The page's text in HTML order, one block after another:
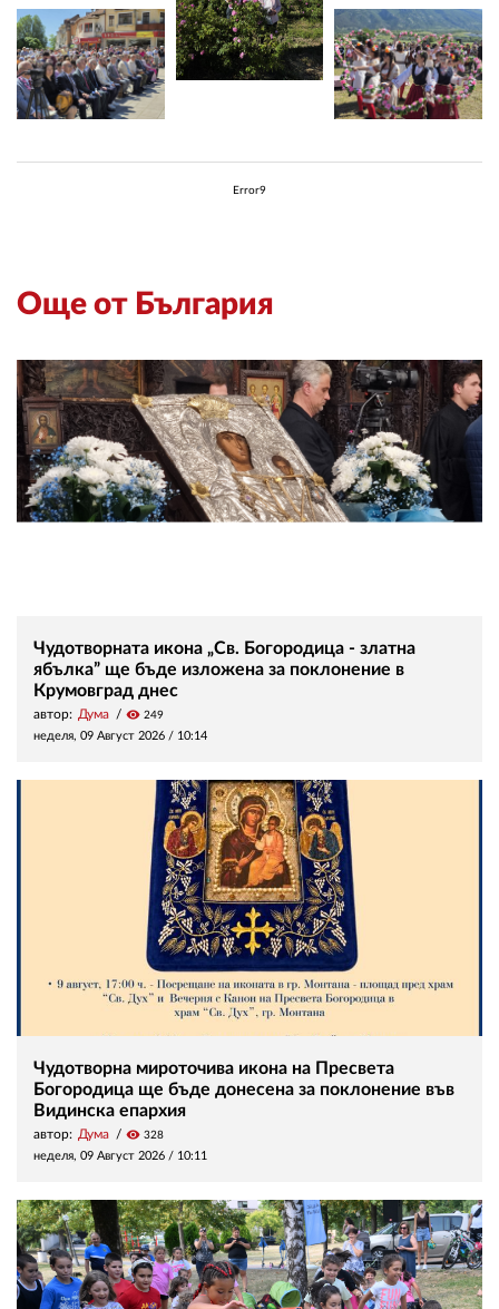
Error9
Още от България
Чудотворната икона „Св. Богородица - златна
ябълка” ще бъде изложена за поклонение в
Крумовград днес
автор: Дума visibility 249
неделя, 09 Август 2026 / 10:14
Чудотворна мироточива икона на Пресвета
Богородица ще бъде донесена за поклонение във
Видинска епархия
автор: Дума visibility 328
неделя, 09 Август 2026 / 10:11